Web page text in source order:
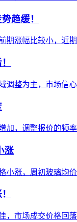
趋缓！
期涨幅比较小，近
调整为主，市场信
加，调整报价的频
涨
小涨，周初玻璃均
，市场成交价格回